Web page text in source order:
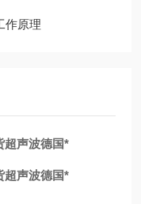
作原理
超声波德国*
超声波德国*